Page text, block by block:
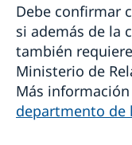
Debe confirmar
si además de la
también
Ministerio de
Más
departmento de